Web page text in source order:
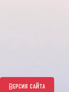
Версия сайта